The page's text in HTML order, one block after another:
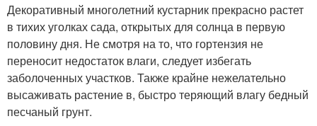
Декоративный многолетний кустарник прекрасно растет
в тихих уголках сада, открытых для солнца в первую
половину дня. Не смотря на то, что гортензия не
переносит недостаток влаги, следует избегать
заболоченных участков. Также крайне нежелательно
высаживать растение в, быстро теряющий влагу бедный
песчаный грунт.